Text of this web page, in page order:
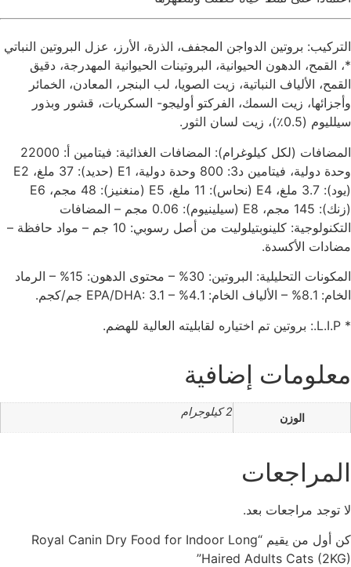
التركيب: بروتين الدواجن المجفف، الذرة، الأرز، عزل البروتين النباتي
*، القمح، الدهون الحيوانية، البروتينات الحيوانية المهدرجة، دقيق
القمح، الألياف النباتية، زيت الصويا، لب البنجر، المعادن، الخمائر
وأجزائها، زيت السمك، الفركتو أوليجو- السكريات، قشور وبذور
سيلليوم (0.5٪)، زيت لسان الثور.
المضافات (لكل كيلوغرام): المضافات الغذائية: فيتامين أ: 22000
وحدة دولية، فيتامين د3: 800 وحدة دولية، E1 (حديد): 37 ملغ، E2
(يود): 3.7 ملغ، E4 (نحاس): 11 ملغ، E5 (منغنيز): 48 مجم، E6
(زنك): 145 مجم، E8 (سيلينيوم): 0.06 مجم – المضافات
التكنولوجية: كلينوبتيلوليت من أصل رسوبي: 10 جم – مواد حافظة –
مضادات الأكسدة.
المكونات التحليلية: البروتين: 30% – محتوى الدهون: 15% – الرماد
الخام: 8.1% – الألياف الخام: 4.1% – EPA/DHA: 3.1 جم/كجم.
* L.I.P.: بروتين تم اختياره لقابليته العالية للهضم.
معلومات إضافية
الوزن 2 كيلوجرام
المراجعات
لا توجد مراجعات بعد.
كن أول من يقيم “Royal Canin Dry Food for Indoor Long
Haired Adults Cats (2KG)”